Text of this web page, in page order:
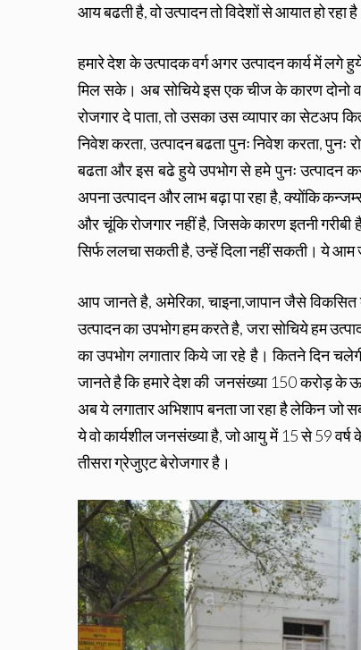
आय बढती है, वो उत्पादन तो विदेशों से आयात हो रहा
हमारे देश के उत्पादक वर्ग अगर उत्पादन कार्य में लगे
मिल सके। अब सोचिये इस एक चीज के कारण दोनो
रोजगार दे पाता, तो उसका उस व्यापार का
निवेश करता, उत्पादन बढता पुनः निवेश करता,
बढता और इस बढे हुये उपभोग से हमे पुनः उत्पादन
अपना उत्पादन और लाभ बढ़ा पा रहा है, क्योंकि
और चूंकि रोजगार नहीं है, जिसके कारण इतनी
सिर्फ ललचा सकती है, उन्हें दिला नहीं सकती। ये
आप जानते है, अमेरिका, चाइना,जापान जैसे
उत्पादन का उपभोग हम करते है, जरा सोचिये हम
का उपभोग लगातार किये जा रहे है। कितने दिन
जानते है कि हमारे देश की जनसंख्या 150 करोड़ के
अब ये लगातार अभिशाप बनता जा रहा है लेकिन जो
ये वो कार्यशील जनसंख्या है, जो आयु में 15 से 59 वर्ष के
तीसरा ग्रेजुएट बेरोजगार है।